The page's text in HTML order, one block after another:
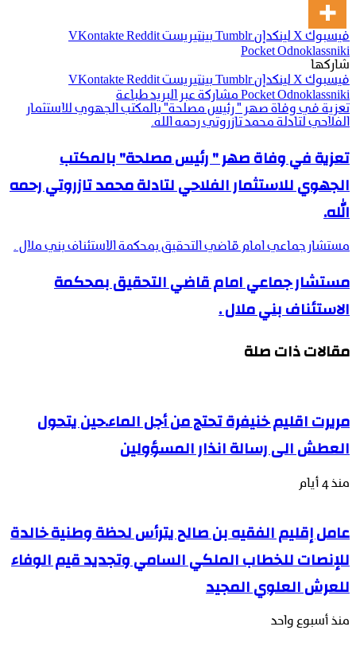
فيسبوك‫X لينكدإن بينتيريست
Odnoklassniki
‫Pocket
شاركها
فيسبوك‫X لينكدإن بينتيريست
Odnoklassniki
‫Pocket مشاركة عبر البريدطباعة
تعزية في وفاة صهر " رئيس مصلحة" بالمكتب الجهوي للاستثمار
الفلاحي لتادلة محمد تازروتي رحمه الله.
تعزية في وفاة صهر " رئيس مصلحة" بالمكتب
الجهوي للاستثمار الفلاحي لتادلة محمد تازروتي رحمه
الله.
مستشار جماعي امام قاضي التحقيق بمحكمة الاستئناف بني ملال .
مستشار جماعي امام قاضي التحقيق بمحكمة
الاستئناف بني ملال .
مقالات ذات صلة
مريرت اقليم خنيفرة تحتج من أجل الماء.حين يتحول
العطش الى رسالة انذار المسؤولين
منذ 4 أيام
عامل إقليم الفقيه بن صالح يترأس لحظة وطنية خالدة
للإنصات للخطاب الملكي السامي وتجديد قيم الوفاء
للعرش العلوي المجيد
منذ أسبوع واحد